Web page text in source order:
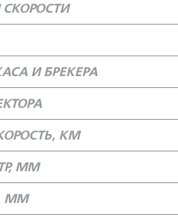
И БРЕКЕРА
КМ
ММ
ММ